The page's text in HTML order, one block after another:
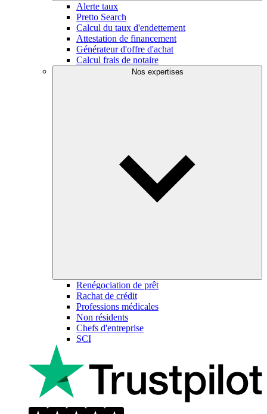
Alerte taux
Pretto Search
Calcul du taux d'endettement
Attestation de financement
Générateur d'offre d'achat
Calcul frais de notaire
Nos expertises
Renégociation de prêt
Rachat de crédit
Professions médicales
Non résidents
Chefs d'entreprise
SCI